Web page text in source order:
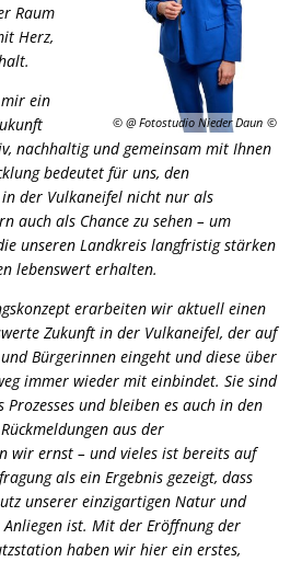
© @ Fotostudio Nieder Daun
Raum
Herz,
ein
nachhaltig und gemeinsam mit Ihnen
bedeutet für uns, den
der Vulkaneifel nicht nur als
auch als Chance zu sehen – um
unseren Landkreis langfristig stärken
lebenswert erhalten.
erarbeiten wir aktuell einen
Zukunft in der Vulkaneifel, der auf
Bürgerinnen eingeht und diese über
immer wieder mit einbindet. Sie sind
Prozesses und bleiben es auch in den
aus der
wir ernst – und vieles ist bereits auf
als ein Ergebnis gezeigt, dass
unserer einzigartigen Natur und
ist. Mit der Eröffnung der
haben wir hier ein erstes,